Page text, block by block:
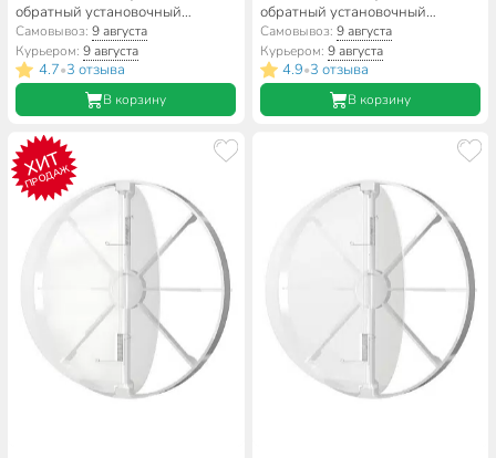
обратный установочный
диаметр 150 мм, Event,
Эвент150
Самовывоз:9 августа
Курьером:9 августа
4.7•3 отзыва
В корзину
обратный установочный
диаметр 125 мм, ERA, 12,5BV
Самовывоз: 9 августа
Курьером: 9 августа
4.9•3 отзыва
В корзину
ХИТ
ПРОДАЖ